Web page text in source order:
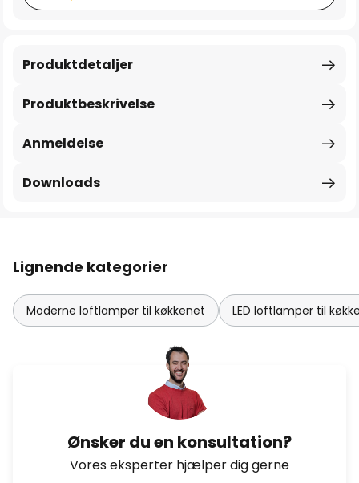
Produktbeskrivelse
Produktdetaljer
Anmeldelse
Downloads
Lignende kategorier
Moderne loftlamper til køkkenet LED loftlamper til
Ønsker du en konsultation?
Vores eksperter hjælper dig gerne